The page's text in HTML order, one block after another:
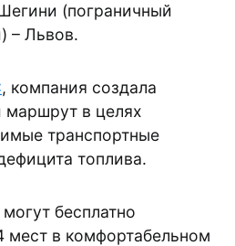
(пограничный
– Львов.
, компания создала
маршрут в целях
транспортные
топлива.
бесплатно
мест в комфортабельном